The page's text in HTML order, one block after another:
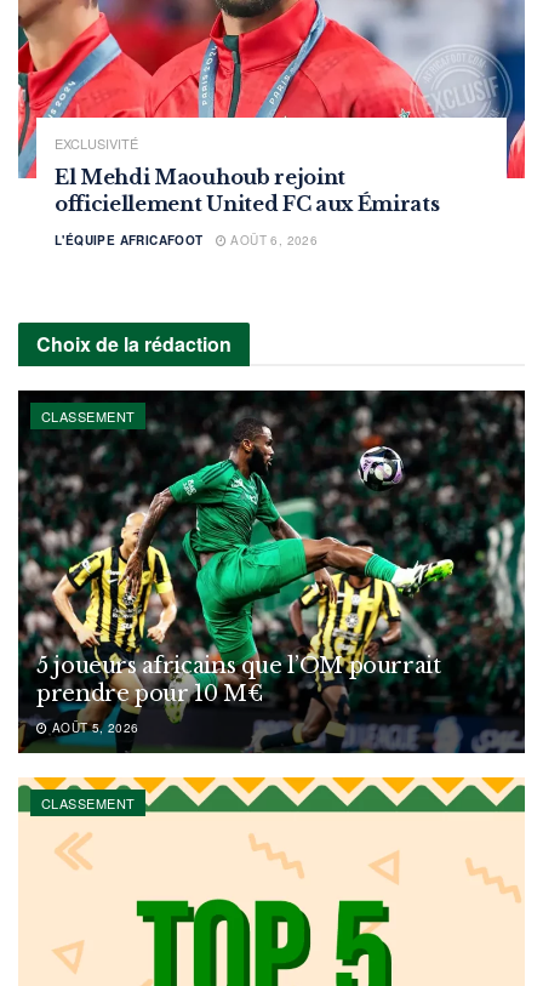
EXCLUSIVITÉ
El Mehdi Maouhoub rejoint
officiellement United FC aux Émirats
L'ÉQUIPE AFRICAFOOT AOÛT 6, 2026
Choix de la rédaction
CLASSEMENT
5 joueurs africains que l’OM pourrait
prendre pour 10 M€
AOÛT 5, 2026
CLASSEMENT